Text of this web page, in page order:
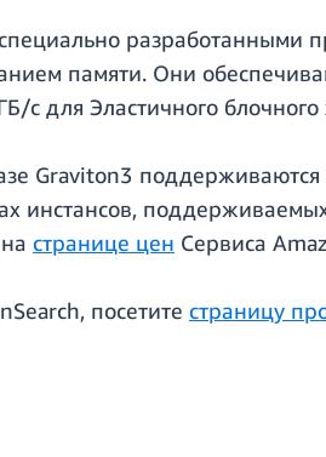
разработанными
памяти. Они
с для Эластичного
Graviton3
странице цен Сервиса
посетите страницу